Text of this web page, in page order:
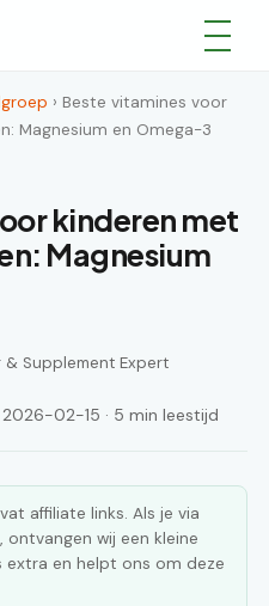
› Beste vitamines voor
Magnesium en Omega-3
kinderen met
Magnesium
Supplement Expert
02-15 · 5 min leestijd
affiliate links. Als je via
wij een kleine
en helpt ons om deze